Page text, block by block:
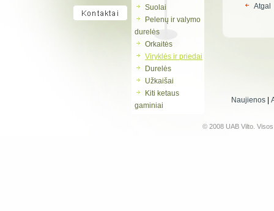
Suolai
Pelenų ir valymo
durelės
Orkaitės
Viryklės ir priedai
Durelės
Užkaišai
Kiti ketaus
gaminiai
Atgal
Naujienos |
© 2008 UAB Vilto.